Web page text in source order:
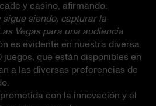
y casino, afirmando:
siendo, capturar la
Vegas para una audiencia
es evidente en nuestra diversa
juegos, que están disponibles en
a las diversas preferencias de
con la innovación y el